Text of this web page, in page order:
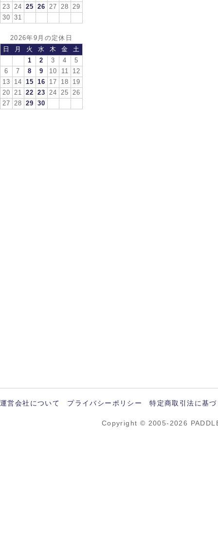
23
24 25 26 27 28
29
30
31
2026年9月の定休日
日
月 火 水 木 金
土
1
2 3 4
5
6
7 8 9 10 11
12
13
14 15 16 17 18
19
20
21 22 23 24 25
26
27
28 29 30
運営会社について プライバシーポリシー 特定商取引法に基
Copyright © 2005-2026